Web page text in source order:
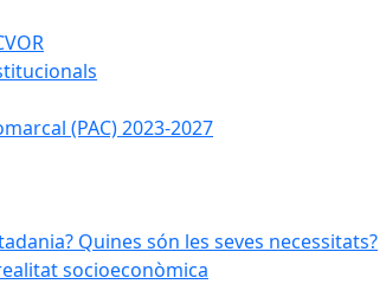
(PAC) 2023-2027
Quines són les seves necessitats?
socioeconòmica